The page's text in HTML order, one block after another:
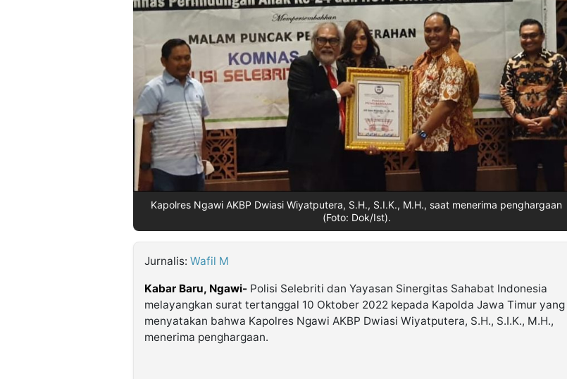
Kapolres Ngawi AKBP Dwiasi Wiyatputera, S.H., S.I.K., M.H., saat menerima penghargaan
(Foto: Dok/Ist).
Jurnalis: Wafil M
Kabar Baru, Ngawi- Polisi Selebriti dan Yayasan Sinergitas Sahabat Indonesia
melayangkan surat tertanggal 10 Oktober 2022 kepada Kapolda Jawa Timur yang
menyatakan bahwa Kapolres Ngawi AKBP Dwiasi Wiyatputera, S.H., S.I.K., M.H.,
menerima penghargaan.